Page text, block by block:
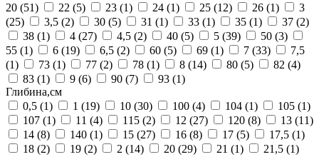
20 (51) 22 (5) 23 (1) 24 (1) 25 (12) 26 (1)
3
(25)
3,5 (2) 30 (5) 31 (1) 33 (1) 35 (1) 37 (2)
38 (1) 4 (27) 4,5 (2) 40 (5) 5 (39) 50 (3)
55 (1) 6 (19) 6,5 (2) 60 (5) 69 (1) 7 (33)
7,5
(1)
73 (1) 77 (2) 78 (1) 8 (14) 80 (5) 82 (4)
83 (1) 9 (6) 90 (7) 93 (1)
Глибина,см
0,5 (1) 1 (19) 10 (30) 100 (4) 104 (1) 105 (1)
107 (1) 11 (4) 115 (2) 12 (27) 120 (8) 13 (11)
14 (8) 140 (1) 15 (27) 16 (8) 17 (5) 17,5 (1)
18 (2) 19 (2) 2 (14) 20 (29) 21 (1) 21,5 (1)